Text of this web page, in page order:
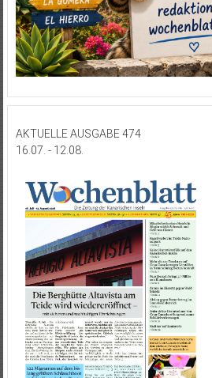
AKTUELLE AUSGABE 474
16.07. - 12.08.